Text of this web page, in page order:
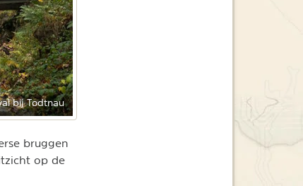
bij Todtnau
bruggen
op de